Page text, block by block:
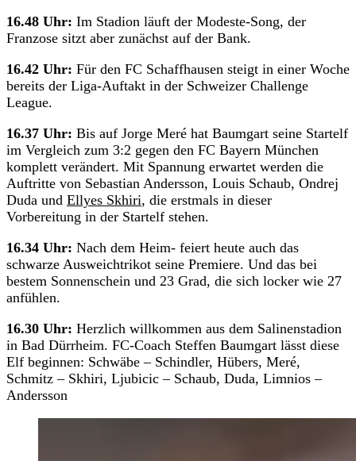
16.48 Uhr: Im Stadion läuft der Modeste-Song, der
Franzose sitzt aber zunächst auf der Bank.
16.42 Uhr: Für den FC Schaffhausen steigt in einer Woche
bereits der Liga-Auftakt in der Schweizer Challenge
League.
16.37 Uhr: Bis auf Jorge Meré hat Baumgart seine Startelf
im Vergleich zum 3:2 gegen den FC Bayern München
komplett verändert. Mit Spannung erwartet werden die
Auftritte von Sebastian Andersson, Louis Schaub, Ondrej
Duda und Ellyes Skhiri, die erstmals in dieser
Vorbereitung in der Startelf stehen.
16.34 Uhr: Nach dem Heim- feiert heute auch das
schwarze Ausweichtrikot seine Premiere. Und das bei
bestem Sonnenschein und 23 Grad, die sich locker wie 27
anfühlen.
16.30 Uhr: Herzlich willkommen aus dem Salinenstadion
in Bad Dürrheim. FC-Coach Steffen Baumgart lässt diese
Elf beginnen: Schwäbe – Schindler, Hübers, Meré,
Schmitz – Skhiri, Ljubicic – Schaub, Duda, Limnios –
Andersson